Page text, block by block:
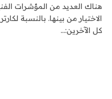
هناك العديد من المؤشرات
الاختيار من بينها. بالنسبة
كل الآخرين:…